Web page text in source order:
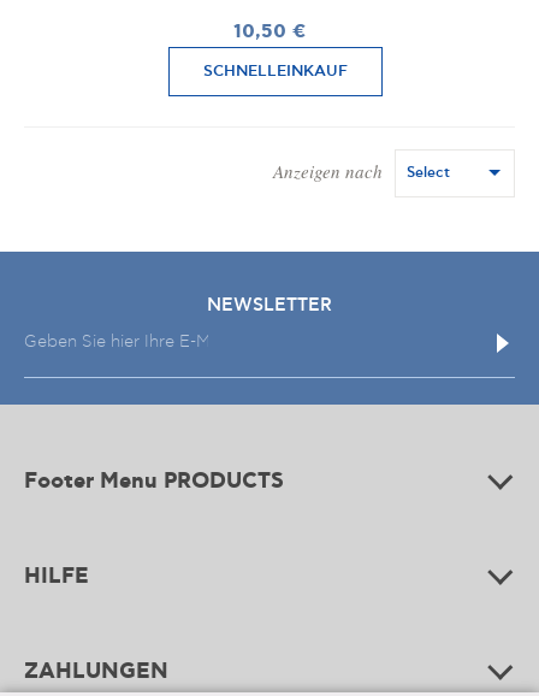
10,50 €
SCHNELLEINKAUF
Anzeigen nach Select
NEWSLETTER
Footer Menu PRODUCTS
HILFE
ZAHLUNGEN